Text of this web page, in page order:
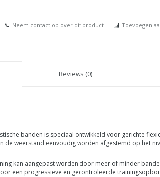
Neem contact op over dit product Toevoegen
Reviews (0)
banden is speciaal ontwikkeld voor gerichte
de weerstand eenvoudig worden afgestemd op het
kan aangepast worden door meer of minder
een progressieve en gecontroleerde